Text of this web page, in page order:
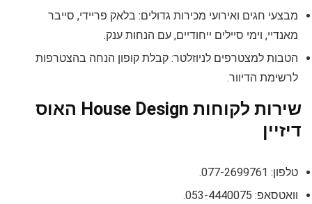
מבצעי חגים ואירועי מכירות גדולים: בלאק פריידי, סייבר
מאנדיי, וימי סיילים ייחודיים, עם הנחות ענק.
הטבות למצטרפים לניוזלטר: קבלת קופון הנחה בהצטרפות
לרשימת הדיוור.
שירות לקוחות House Design האוס
דיזיין
טלפון: 077-2699761.
וואטסאפ: 053-4440075.